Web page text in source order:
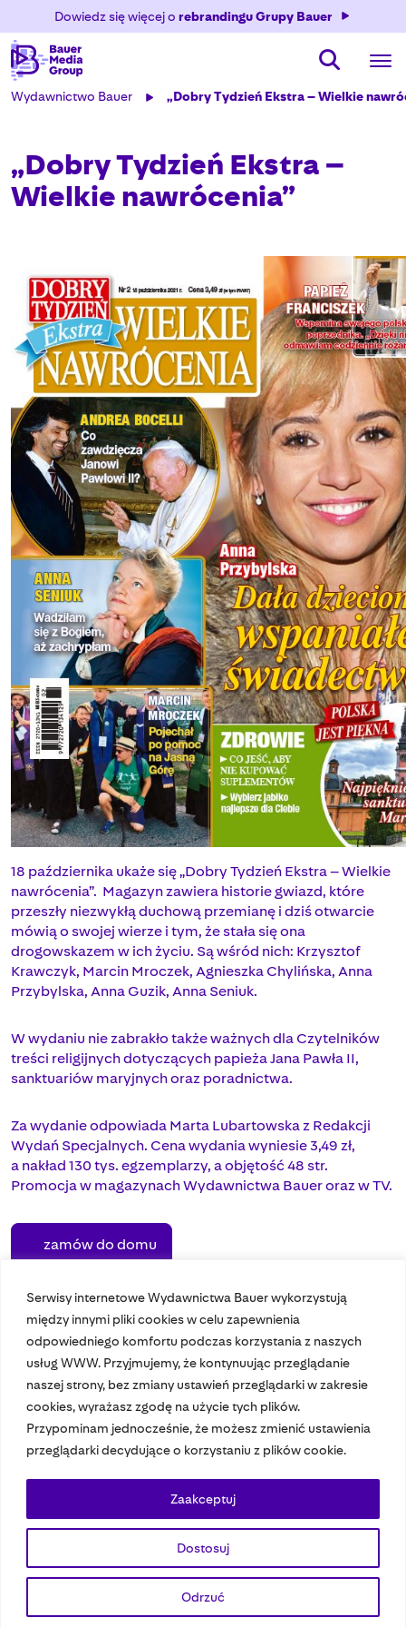
Serwisy internetowe Wydawnictwa Bauer wykorzystują
między innymi pliki cookies w celu zapewnienia
odpowiedniego komfortu podczas korzystania z naszych
usług WWW. Przyjmujemy, że kontynuując przeglądanie
naszej strony, bez zmiany ustawień przeglądarki w zakresie
cookies, wyrażasz zgodę na użycie tych plików.
Przypominam jednocześnie, że możesz zmienić ustawienia
przeglądarki decydujące o korzystaniu z plików cookie.
Dostosuj
Odrzuć
Zaakceptuj
Dowiedz się więcej o rebrandingu Grupy Bauer
Wydawnictwo Bauer „Dobry Tydzień Ekstra – Wielkie
„Dobry Tydzień Ekstra –
Wielkie nawrócenia”
18 października ukaże się „Dobry Tydzień Ekstra – Wielkie
nawrócenia”. Magazyn zawiera historie gwiazd, które
przeszły niezwykłą duchową przemianę i dziś otwarcie
mówią o swojej wierze i tym, że stała się ona
drogowskazem w ich życiu. Są wśród nich: Krzysztof
Krawczyk, Marcin Mroczek, Agnieszka Chylińska, Anna
Przybylska, Anna Guzik, Anna Seniuk.
W wydaniu nie zabrakło także ważnych dla Czytelników
treści religijnych dotyczących papieża Jana Pawła II,
sanktuariów maryjnych oraz poradnictwa.
Za wydanie odpowiada Marta Lubartowska z Redakcji
Wydań Specjalnych. Cena wydania wyniesie 3,49 zł,
a nakład 130 tys. egzemplarzy, a objętość 48 str.
Promocja w magazynach Wydawnictwa Bauer oraz w TV.
zamów do domu
Nasze czasopisma
Nasze strony
© 2023 Bauer Media Group, All Rights Reserved.
Polityka prywatnościDane osoboweWydawca EMFASpeak Up